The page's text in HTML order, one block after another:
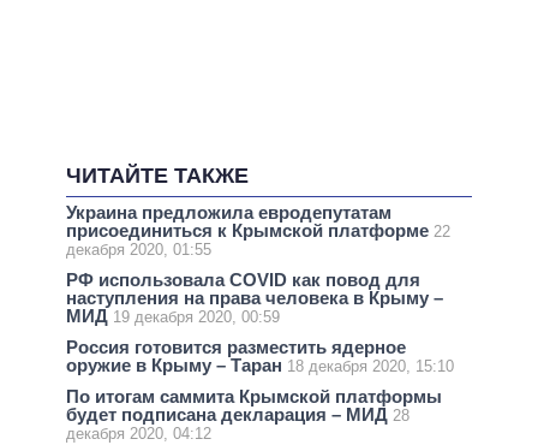
ЧИТАЙТЕ ТАКЖЕ
Украина предложила евродепутатам
присоединиться к Крымской платформе 22
декабря 2020, 01:55
РФ использовала COVID как повод для
наступления на права человека в Крыму –
МИД 19 декабря 2020, 00:59
Россия готовится разместить ядерное
оружие в Крыму – Таран 18 декабря 2020, 15:10
По итогам саммита Крымской платформы
будет подписана декларация – МИД 28
декабря 2020, 04:12